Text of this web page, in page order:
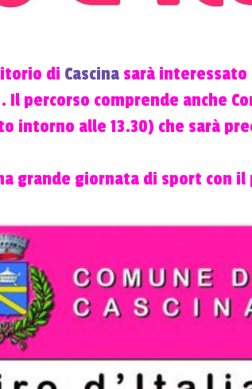
di Cascinasarà interessato
Il percorso comprende anche
intorno alle 13.30) che sarà
grande giornata di sport con il